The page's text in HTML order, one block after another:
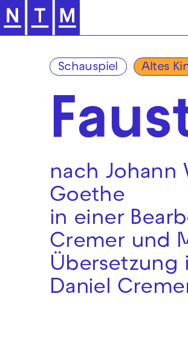
Zur Hauptnavigation
Schauspiel Altes
nach Johann
Goethe
in einer
Cremer und
Übersetzung
Daniel